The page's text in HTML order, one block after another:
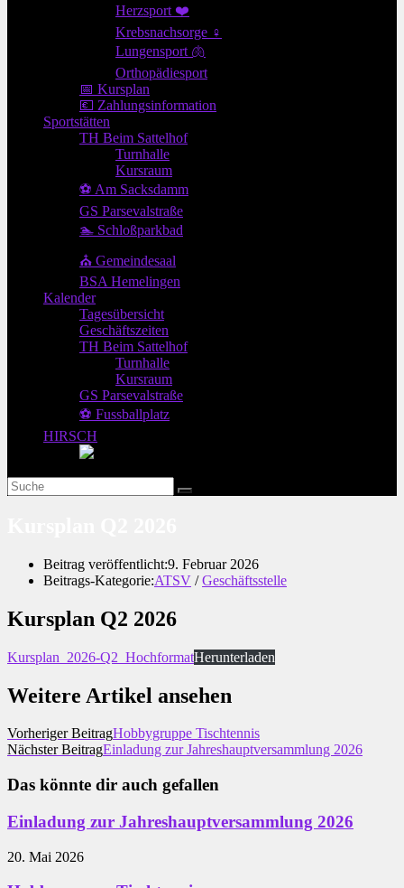
Herzsport ❤️
Krebsnachsorge ♀
Lungensport 🫁
Orthopädiesport
📅 Kursplan
💶 Zahlungsinformation
Sportstätten
TH Beim Sattelhof
Turnhalle
Kursraum
⚽ Am Sacksdamm
GS Parsevalstraße
🏊 Schloßparkbad
⛪ Gemeindesaal
BSA Hemelingen
Kalender
Tagesübersicht
Geschäftszeiten
TH Beim Sattelhof
Turnhalle
Kursraum
GS Parsevalstraße
⚽ Fussballplatz
HIRSCH
Beitrag veröffentlicht:9. Februar 2026
Beitrags-Kategorie:ATSV / Geschäftsstelle
Kursplan Q2 2026
Kursplan_2026-Q2_HochformatHerunterladen
Weitere Artikel ansehen
Vorheriger BeitragHobbygruppe Tischtennis
Nächster BeitragEinladung zur Jahreshauptversammlung 2026
Das könnte dir auch gefallen
Einladung zur Jahreshauptversammlung 2026
20. Mai 2026